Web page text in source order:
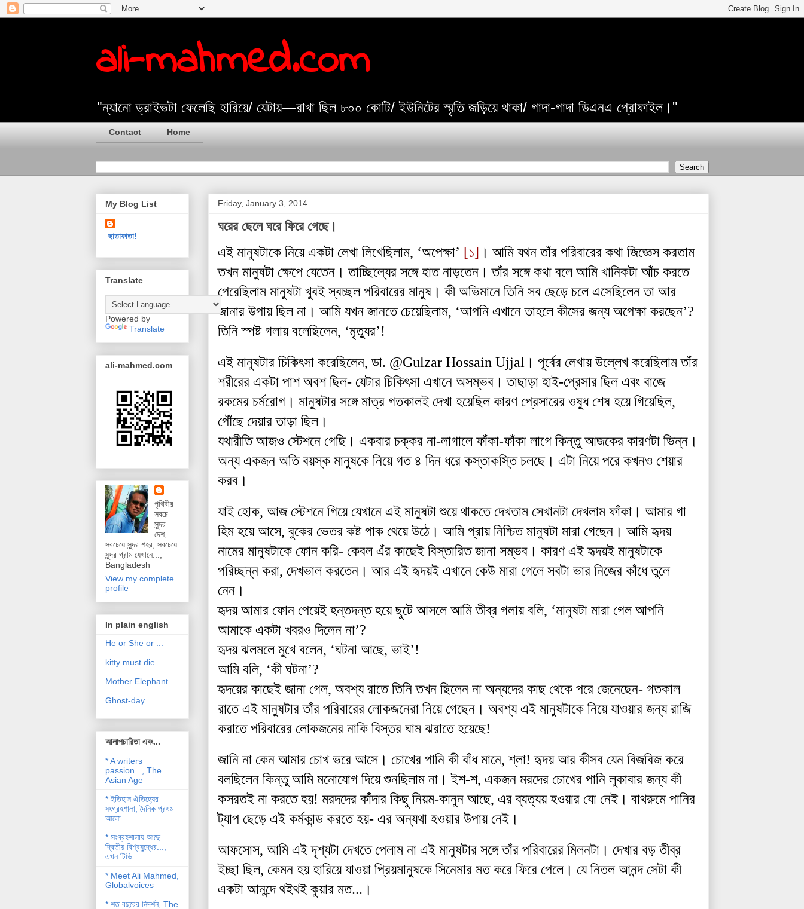
ali-mahmed.com
"ন্যানো ড্রাইভটা ফেলেছি হারিয়ে/ যেটায়—রাখা ছিল ৮০০ কোটি/ ইউনিটের স্মৃতি জড়িয়ে থাকা/ গাদা-গাদা ডিএনএ প্রোফাইল।"
Contact Home
Friday, January 3, 2014
ঘরের ছেলে ঘরে ফিরে গেছে।
এই মানুষটাকে নিয়ে একটা লেখা লিখেছিলাম, ‘অপেক্ষা’ [১] । আমি যথন তাঁর পরিবারের কথা জিজ্ঞেস করতাম
তখন মানুষটা ক্ষেপে যেতেন।তাচ্ছিল্যের সঙ্গে হাত নাড়তেন।তাঁর সঙ্গে কথা বল আমি খানিকটা আঁচ করতে
পেরেছিলাম মানুষটা খুবই স্বচ্ছল পরিবারের মানুষ। কী অভিমানে তিনি সব ছেড়ে চলে এসেছিলেন তা আর
জানার উপায় ছিল না। আমি যখন জানতে চেয়েছিলাম, ‘আপনি এখানে তাহলে কীসের জন্য অপেক্ষা করছেন’?
তিনি স্পষ্ট গলায় বলেছিলেন, ‘মৃত্যুর’!
এই মানুষটার চিকৎসা করেছিলেন, ডা. @Gulzar Hossain Ujjal । পূর্বের লেখায় উল্লেখ করেছিলাম তাঁর
শরীরের একটা পাশ অবশ ছিল- যেটার চিকিৎসা এখানে অসম্ভব।তাছাড়া হাই-প্রেসার ছিল এবং বাজে
রকমের চর্মরোগ। মানুষটার সঙ্গে মাত্র গতকালই দেখা হয়েছিল কারণ প্রেসারের ওষুধ শেষ হয়ে গিয়েছিল,
পৌঁছে দেয়ার তাড়া ছিল।
যথারীতি আজও স্টেশনে গেছি। একবার চক্কর না-লাগালে ফাঁকা-ফাঁকা লাগে কিন্তু আজকের কারণটা ভিন্ন।
অন্য একজন অতি বয়স্ক মানুষকে নিয়ে গত ৪ দিন ধরে কস্তাকস্তি চলছে। এটা নিয়ে পরে কখনও শেয়ার
করব।
যাই হোক, আজ স্টেশনে গিয়ে যেখানে এই মানুষটা শুয়ে থাকতে দেখতাম সেখানটা দেখলাম ফাঁকা। আমার গা
হিম হয়ে আসে, বুকের ভেতর কষ্ট পাক থেয়ে উঠে। আমি প্রায় নিশ্চিত মানুষটা মারা গেছেন। আমি হৃদয়
নামের মানুষটাকে ফোন করি- কেবল এঁর কাছেই বিস্তারিত জানা সম্ভব। কারণ এই হৃদয়ই মানুষটাকে
পরিচ্ছন্ন করা, দেখভাল করতেন। আর এই হৃদয়ই এখানে কেউ মারা গেলে সবটা ভার নিজের কাঁধে তুলে
নেন।
হৃদয় আমার ফোন পেয়েই হন্তদন্ত হয়ে ছুটে আসলে আমি তীব্র গলায় বলি, ‘মানুষটা মারা গেল আপনি
আমাকে একটা খবরও দিলেন না’?
হৃদয় ঝলমলে মুখে বলেন, ‘ঘটনা আছে, ভাই’!
আমি বলি, ‘কী ঘটনা’?
হৃদয়ের কাছেই জানা গেল, অবশ্য রাতে তিনি তখন ছিলেন না অন্যদের কাছ থেকে পরে জেনেছেন- গতকাল
রাতে এই মানুষটার তাঁর পরিবারের লোকজনেরা নিয়ে গেছেন। অবশ্য এই মানুষটাকে নিয়ে যাওয়ার জন্য রাজি
করাতে পরিবারের লোকজনের নাকি বিস্তর ঘাম ঝরাতে হয়েছে!
জানি না কেন আমার চোখ ভরে আসে। চোখের পানি কী বাঁধ মানে,শ্লা!হৃদয় আর কীসব যেন বিজবিজ করে
বলছিলেন কিন্তু আমি মনোযোগ দিয়ে শুনছিলাম না।ইশ-শ, একজন মরদের চোখের পানি লুকাবার জন্য কী
কসরতই না করতে হয়! মরদদের কাঁদার কিছু নিয়ম-কানুন আছে, এর ব্যত্যয় হওয়ার যো নেই। বাথরুমে পানির
ট্যাপ ছেড়ে এই কর্মকান্ড করতে হয়- এর অন্যথা হওয়ার উপায় নেই।
আফসোস, আমি এই দৃশ্যটা দেখতে পেলাম না এই মানুষটার সঙ্গে তাঁর পরিবারের মিলনটা। দেখার বড় তীব্র
ইচ্ছা ছিল, কেমন হয় হারিয়ে যাওয়া প্রিয়মানুষকে সিনেমার মত করে ফিরে পেলে। যে নিতল আনন্দ সেটা কী
একটা আনন্দে থইথই কুয়ার মত... ।
My Blog List
ছাতাফাতা!
Translate
Powered by
Translate
ali-mahmed.com
পৃথিবীর
সবচে
সুন্দর
দেশ,
সবচেয়ে সুন্দর শহর, সবচেয়ে
সুন্দর গ্রাম যেখানে...,
Bangladesh
View my complete
profile
In plain english
He or She or ...
kitty must die
Mother Elephant
Ghost-day
আলাপচারিতা এবং...
* A writers
passion..., The
Asian Age
* ইতিহাস ঐতিহ্যের
সংগ্রহশালা, দৈনিক প্রথম
আলো
* সংগ্রহশালায় আছে
দ্বিতীয় বিশ্বযু্দ্ধের...,
এখন টিভি
* Meet Ali Mahmed,
Globalvoices
* শত বছরের নিদর্শন, The